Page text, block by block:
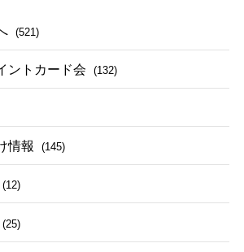
(521)
ントカード会 (132)
情報 (145)
(12)
(25)